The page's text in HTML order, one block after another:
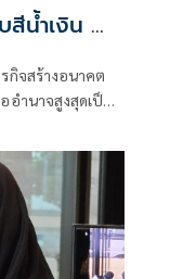
น้ำเงิน ทำ
จสร้างอนาคต
อำนาจสูงสุดเป็น